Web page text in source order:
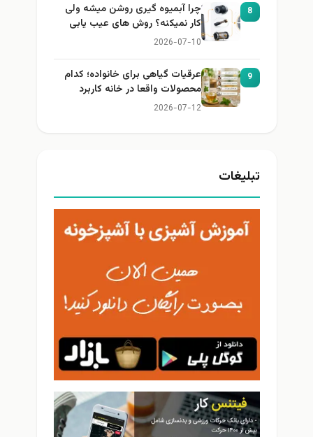
8
چرا آبمیوه گیری روشن میشه ولی
کار نمیکنه؟ روش های عیب یابی
2026-07-10
9
عرقیات گیاهی برای خانواده؛ کدام
محصولات واقعا در خانه کاربرد
دارند؟
2026-07-12
تبلیغات